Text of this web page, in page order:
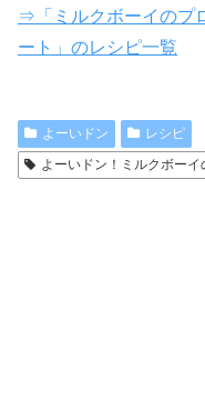
⇒「ミルクボーイのプ
ート」のレシピ一覧
よーいドン
レシピ
よーいドン！ミルクボー